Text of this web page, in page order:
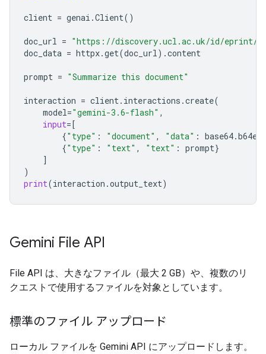
client = genai .Client()
doc_url = "https://discovery.ucl.ac.uk/id/eprint/
doc_data = httpx.get(doc_url) .content
prompt = "Summarize this document"
interaction = client. interactions .create(
model="gemini-3.6-flash" ,
input=[
{"type" : "document" , "data" : base64.
{"type" : "text" , "text" : prompt}
]
)
print(interaction .output_text)
Gemini File API
File API は、大きなファイル（最大 2 GB）や、複数のリ
クエストで使用するファイルを対象としています。
標準のファイル アップロード
ローカル ファイルを Gemini API にアップロードします。